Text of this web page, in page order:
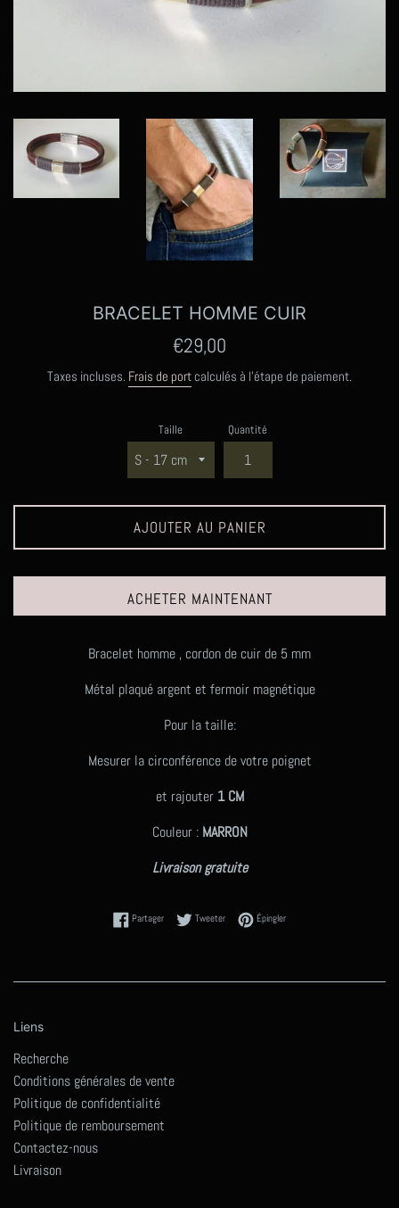
BRACELET HOMME CUIR
Prix
€29,00
Taxes incluses. Frais de port calculés à l'étape de paiement.
Taille Quantité
AJOUTER AU PANIER
ACHETER MAINTENANT
Bracelet homme , cordon de cuir de 5 mm
Métal plaqué argent et fermoir magnétique
Pour la taille:
Mesurer la circonférence de votre poignet
et rajouter 1 CM
Couleur :MARRON
Livraison gratuite
PartagerPartager sur Facebook
TweeterTweeter sur Twitter
ÉpinglerÉpingler sur Pinterest
Liens
Recherche
Conditions générales de vente
Politique de confidentialité
Politique de remboursement
Contactez-nous
Livraison